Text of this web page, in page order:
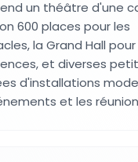
un théâtre d'une
600 places pour les
la Grand Hall pour
et diverses
d'installations
et les